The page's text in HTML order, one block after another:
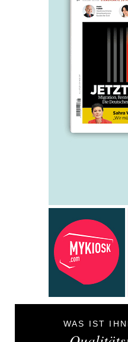
WAS IST